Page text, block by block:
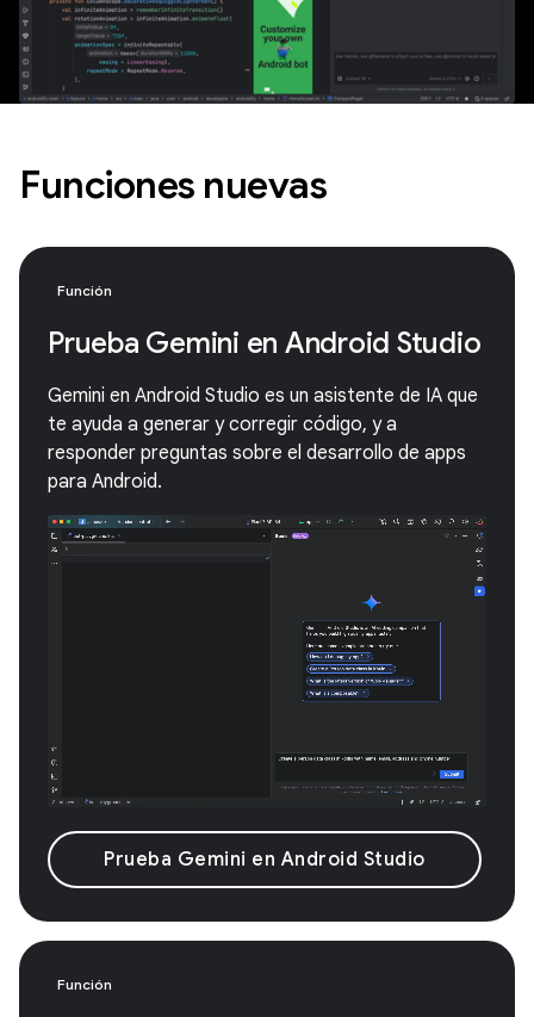
Funciones nuevas
Función
Prueba Gemini en Android Studio
Gemini en Android Studio es un asistente de IA que
te ayuda a generar y corregir código, y a
responder preguntas sobre el desarrollo de apps
para Android.
Prueba Gemini en Android Studio
Función